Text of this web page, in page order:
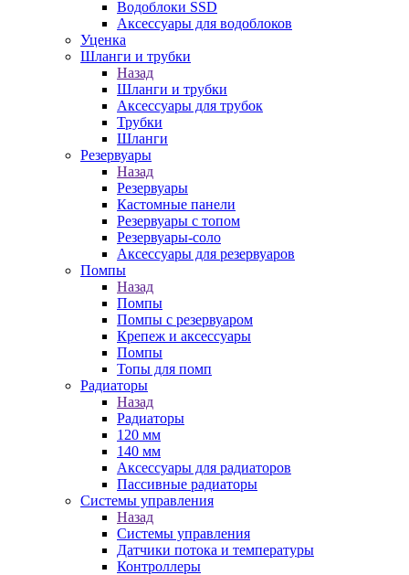
Водоблоки SSD
Аксессуары для водоблоков
Уценка
Шланги и трубки
Назад
Шланги и трубки
Аксессуары для трубок
Трубки
Шланги
Резервуары
Назад
Резервуары
Кастомные панели
Резервуары с топом
Резервуары-соло
Аксессуары для резервуаров
Помпы
Назад
Помпы
Помпы с резервуаром
Крепеж и аксессуары
Помпы
Топы для помп
Радиаторы
Назад
Радиаторы
120 мм
140 мм
Аксессуары для радиаторов
Пассивные радиаторы
Системы управления
Назад
Системы управления
Датчики потока и температуры
Контроллеры